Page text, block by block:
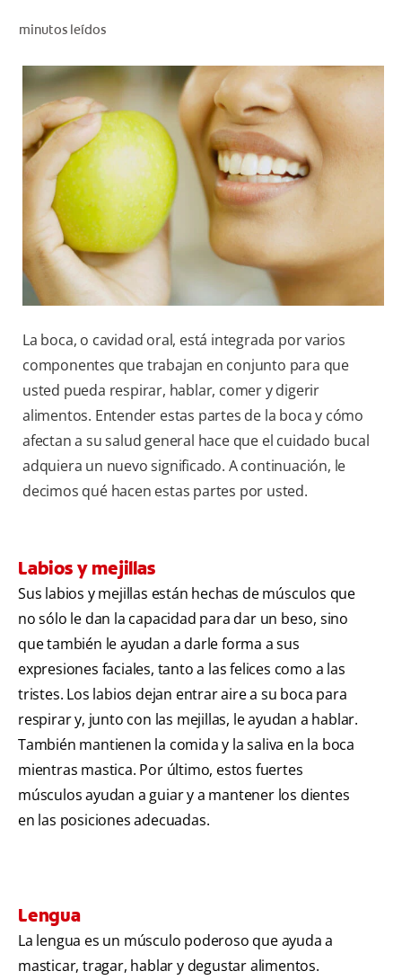
PROMOCIONES
minutos leídos
La boca, o cavidad oral, está integrada por varios
componentes que trabajan en conjunto para que
usted pueda respirar, hablar, comer y digerir
alimentos. Entender estas partes de la boca y cómo
afectan a su salud general hace que el cuidado bucal
adquiera un nuevo significado. A continuación, le
decimos qué hacen estas partes por usted.
Labios y mejillas
Sus labios y mejillas están hechas de músculos que
no sólo le dan la capacidad para dar un beso, sino
que también le ayudan a darle forma a sus
expresiones faciales, tanto a las felices como a las
tristes. Los labios dejan entrar aire a su boca para
respirar y, junto con las mejillas, le ayudan a hablar.
También mantienen la comida y la saliva en la boca
mientras mastica. Por último, estos fuertes
músculos ayudan a guiar y a mantener los dientes
en las posiciones adecuadas.
Lengua
La lengua es un músculo poderoso que ayuda a
masticar, tragar, hablar y degustar alimentos.